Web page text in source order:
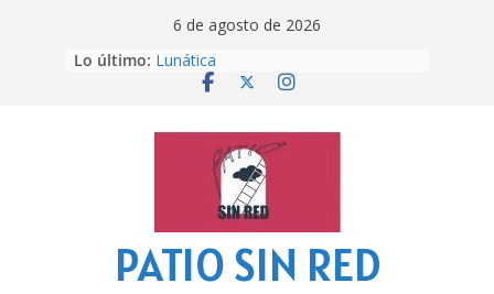
6 de agosto de 2026
Lo último: Lunática
Pero, hasta entonces…
‘La broma infinita’ de recomendar
lecturas veraniegas
Otra del Mundial
PATIO SIN RED